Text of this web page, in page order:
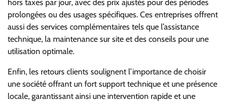
hors taxes par jour, avec des prix ajustés pour des périodes
prolongées ou des usages spécifiques. Ces entreprises offrent
aussi des services complémentaires tels que l’assistance
technique, la maintenance sur site et des conseils pour une
utilisation optimale.
Enfin, les retours clients soulignent l’importance de choisir
une société offrant un fort support technique et une présence
locale, garantissant ainsi une intervention rapide et une